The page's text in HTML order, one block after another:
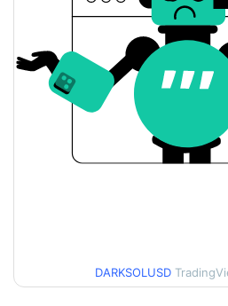
Bitcoin Fiyat Geçmişi
7g Düşük/7g Yüksek
30g Düşük/30g Yüksek
90g Düşük/90g Yüksek
Tüm Zamanlar Yüksek
May 17, 2026 (2 ay önce)
DARKSOLUSD